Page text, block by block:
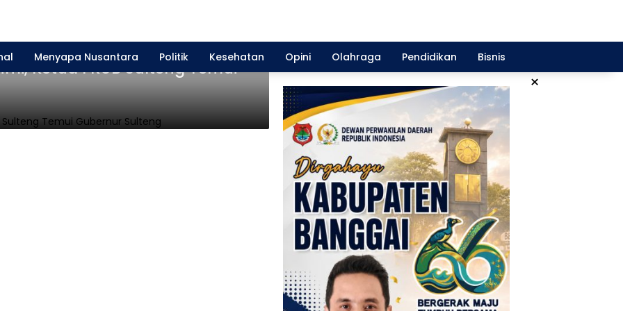
Menyapa Nusantara Politik Kesehatan Opini Olahraga Pendidikan Bisnis
×
Ketua FKUB Sulteng Temui